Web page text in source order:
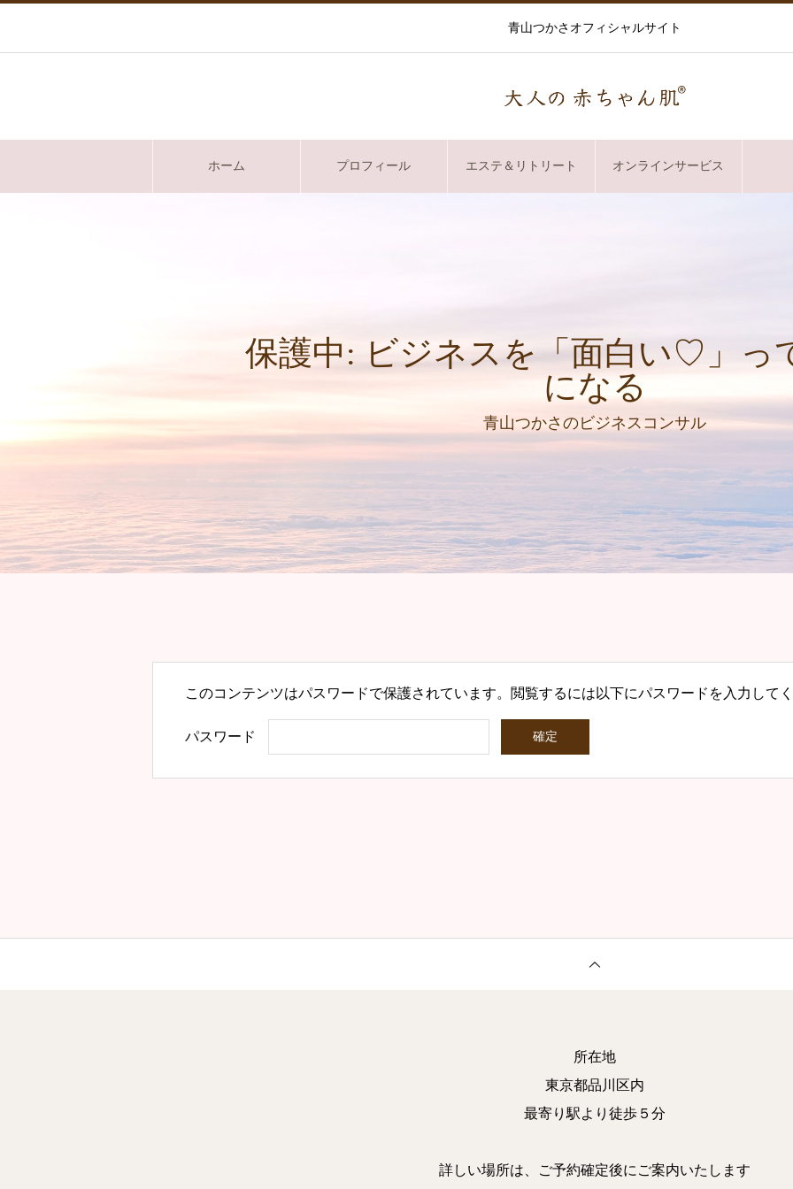
青山つかさオフィシャルサイト
ホーム プロフィール エステ＆リトリート オンラインサービス
保護中: ビジネスを「面白い♡」っ
になる
青山つかさのビジネスコンサル
このコンテンツはパスワードで保護されています。閲覧するには以下にパスワードを入力して
パスワード
所在地
東京都品川区内
最寄り駅より徒歩５分
詳しい場所は、ご予約確定後にご案内いたします